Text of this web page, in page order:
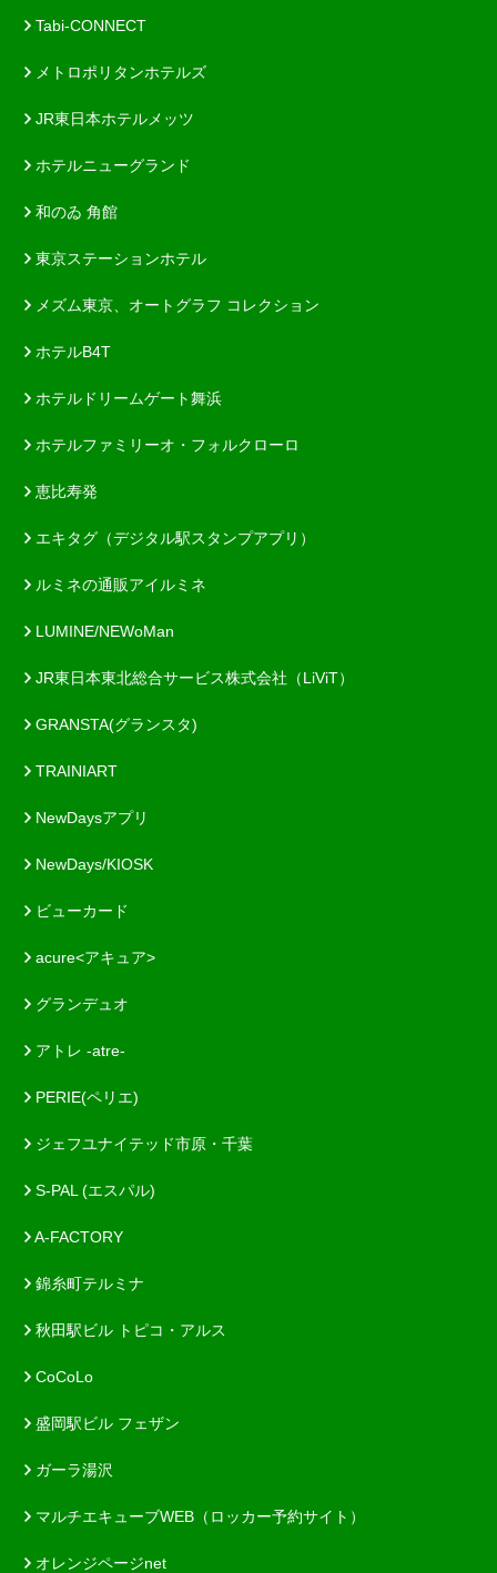
Tabi-CONNECT
メトロポリタンホテルズ
JR東日本ホテルメッツ
ホテルニューグランド
和のゐ 角館
東京ステーションホテル
メズム東京、オートグラフ コレクション
ホテルB4T
ホテルドリームゲート舞浜
ホテルファミリーオ・フォルクローロ
恵比寿発
エキタグ（デジタル駅スタンプアプリ）
ルミネの通販アイルミネ
LUMINE/NEWoMan
JR東日本東北総合サービス株式会社（LiViT）
GRANSTA(グランスタ)
TRAINIART
NewDaysアプリ
NewDays/KIOSK
ビューカード
acure<アキュア>
グランデュオ
アトレ -atre-
PERIE(ペリエ)
ジェフユナイテッド市原・千葉
S-PAL (エスパル)
A-FACTORY
錦糸町テルミナ
秋田駅ビル トピコ・アルス
CoCoLo
盛岡駅ビル フェザン
ガーラ湯沢
マルチエキューブWEB（ロッカー予約サイト）
オレンジページnet